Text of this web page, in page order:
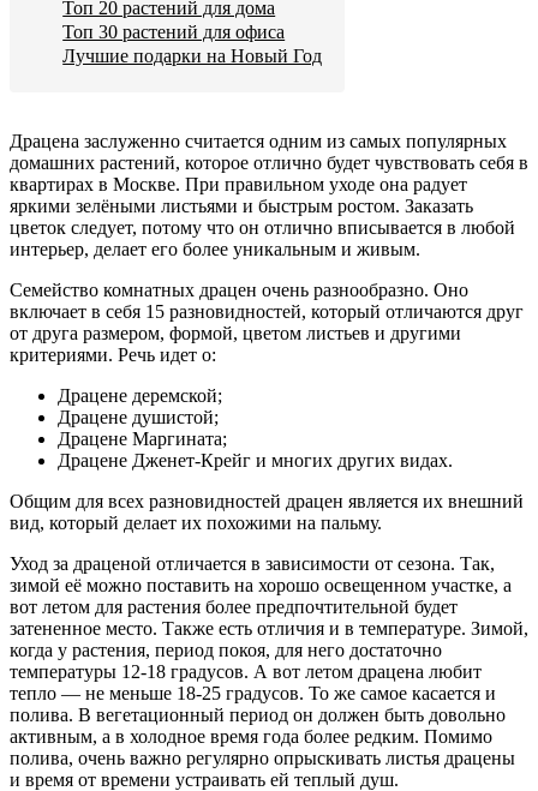
Топ 20 растений для дома
Топ 30 растений для офиса
Лучшие подарки на Новый Год
Драцена заслуженно считается одним из самых популярных
домашних растений, которое отлично будет чувствовать себя в
квартирах в Москве. При правильном уходе она радует
яркими зелёными листьями и быстрым ростом. Заказать
цветок следует, потому что он отлично вписывается в любой
интерьер, делает его более уникальным и живым.
Семейство комнатных драцен очень разнообразно. Оно
включает в себя 15 разновидностей, который отличаются друг
от друга размером, формой, цветом листьев и другими
критериями. Речь идет о:
Драцене деремской;
Драцене душистой;
Драцене Маргината;
Драцене Дженет-Крейг и многих других видах.
Общим для всех разновидностей драцен является их внешний
вид, который делает их похожими на пальму.
Уход за драценой отличается в зависимости от сезона. Так,
зимой её можно поставить на хорошо освещенном участке, а
вот летом для растения более предпочтительной будет
затененное место. Также есть отличия и в температуре. Зимой,
когда у растения, период покоя, для него достаточно
температуры 12-18 градусов. А вот летом драцена любит
тепло — не меньше 18-25 градусов. То же самое касается и
полива. В вегетационный период он должен быть довольно
активным, а в холодное время года более редким. Помимо
полива, очень важно регулярно опрыскивать листья драцены
и время от времени устраивать ей теплый душ.